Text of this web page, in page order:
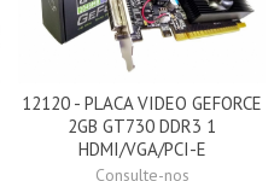
12120 - PLACA VIDEO GEFORCE
2GB GT730 DDR3 1
HDMI/VGA/PCI-E
Consulte-nos